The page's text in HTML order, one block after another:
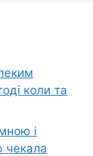
коли та
і
чекала